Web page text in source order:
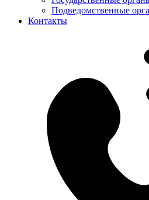
Подведомственные
Контакты